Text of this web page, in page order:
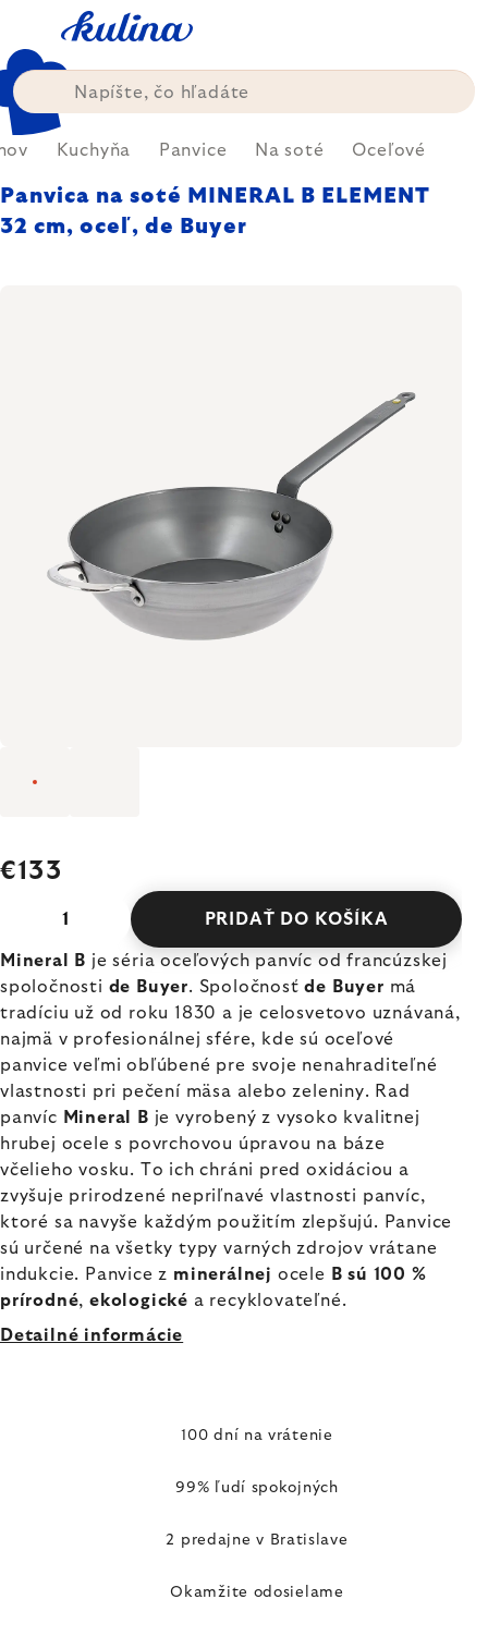
obsah
Kuchyňa Panvice Na soté Oceľové
Panvica na soté MINERAL B ELEMENT
32 cm, oceľ, de Buyer
€133
PRIDAŤ DO KOŠÍKA
Mineral B je séria oceľových panvíc od francúzskej
spoločnosti de Buyer. Spoločnosťde Buyer má
tradíciu už od roku 1830 a je celosvetovo uznávaná,
najmä v profesionálnej sfére, kde sú oceľové
panvice veľmi obľúbené pre svoje nenahraditeľné
vlastnosti pri pečení mäsa alebo zeleniny. Rad
panvíc Mineral B je vyrobený z vysoko kvalitnej
hrubej ocele s povrchovou úpravou na báze
včelieho vosku. To ich chráni pred oxidáciou a
zvyšuje prirodzené nepriľnavé vlastnosti panvíc,
ktoré sa navyše každým použitím zlepšujú. Panvice
sú určené na všetky typy varných zdrojov vrátane
indukcie. Panvice z minerálnej ocele
B sú 100 %
prírodné,ekologické a recyklovateľné.
Detailné informácie
100 dní na vrátenie
99% ľudí spokojných
2 predajne v Bratislave
Okamžite odosielame